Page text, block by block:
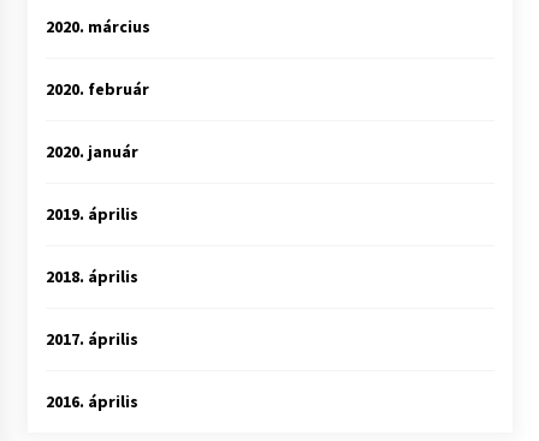
2020. március
2020. február
2020. január
2019. április
2018. április
2017. április
2016. április